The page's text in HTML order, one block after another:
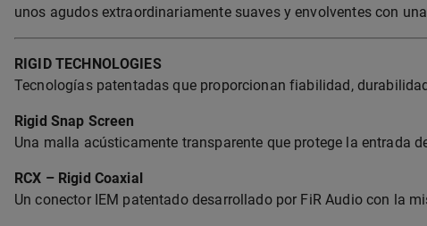
unos agudos extraordinariamente suaves y envolventes con
RIGID TECHNOLOGIES
Tecnologías patentadas que proporcionan fiabilidad,
Rigid Snap Screen
Una malla acústicamente transparente que protege la entrada
RCX – Rigid Coaxial
Un conector IEM patentado desarrollado por FiR Audio con la